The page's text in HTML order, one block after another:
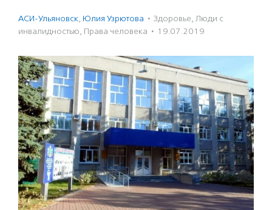
АСИ-Ульяновск, Юлия Узрютова · Здоровье, Люди с
инвалидностью, Права человека · 19.07.2019